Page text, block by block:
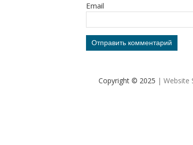
Email
Copyright © 2025 | Website